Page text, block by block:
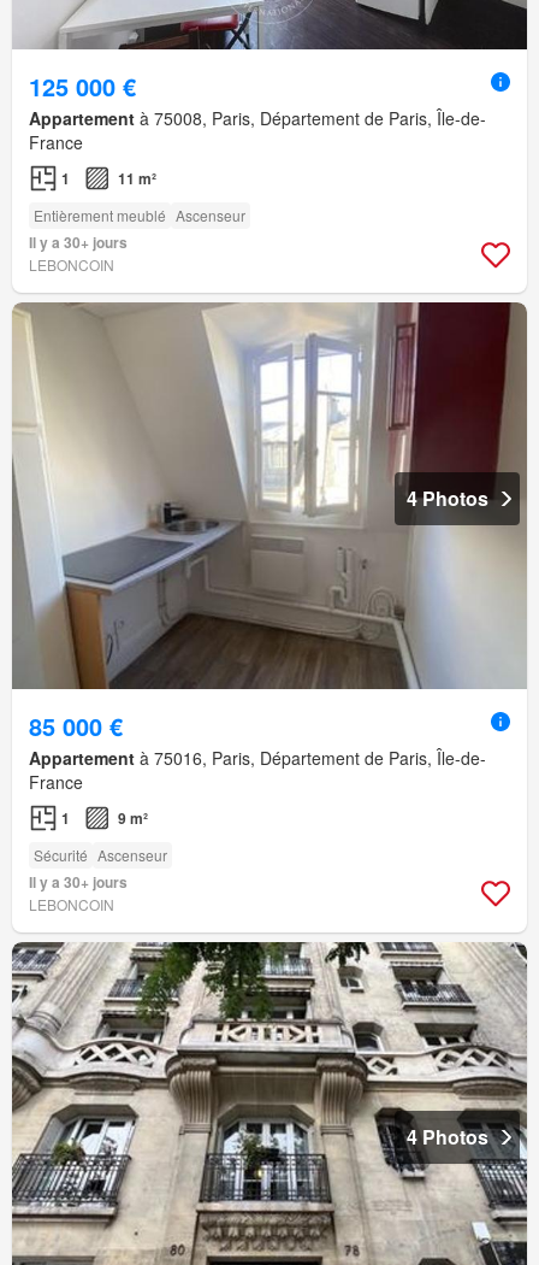
125 000 €
Appartement à 75008, Paris, Département de Paris, Île-de-
France
1 11 m²
Entièrement meublé Ascenseur
Il y a 30+ jours
LEBONCOIN
4 Photos
85 000 €
Appartement à 75016, Paris, Département de Paris, Île-de-
France
1 9 m²
Sécurité Ascenseur
Il y a 30+ jours
LEBONCOIN
4 Photos